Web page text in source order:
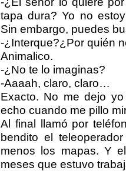
tapa dura? Yo no
Sin embargo, puedes
-¿Interque?¿Por quién
Animalico.
-¿No te lo imaginas?
-Aaaah, claro, claro…
Exacto. No me dejo
echo cuando me pillo
Al final llamó por
bendito el
menos los mapas. Y
meses que estuvo